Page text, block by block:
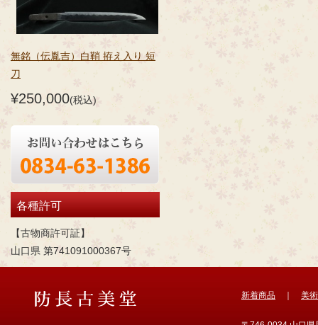
無銘（伝胤吉）白鞘 拵え入り 短
刀
¥250,000(税込)
各種許可
【古物商許可証】
山口県 第741091000367号
新着商品 美